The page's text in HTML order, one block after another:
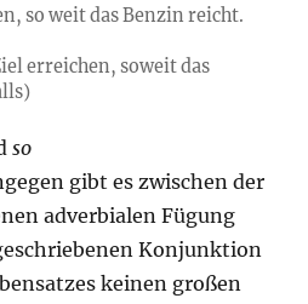
so weitdas Benzin reicht.
erreichen, soweitdas
so
gibt es zwischen der
adverbialen Fügung
Konjunktion
keinen großen